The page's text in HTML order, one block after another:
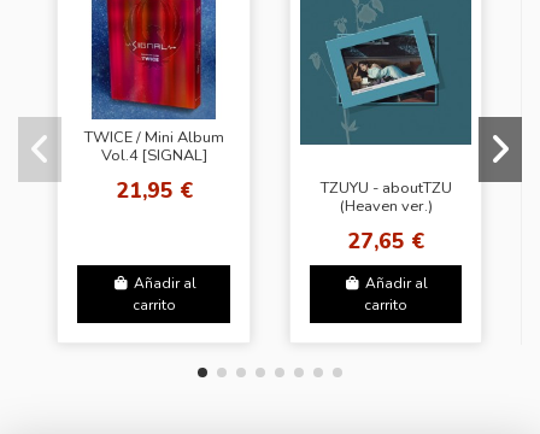
TWICE / Mini Album
Vol.4 [SIGNAL]
21,95 €
Añadir al
carrito
TZUYU - aboutTZU
(Heaven ver.)
27,65 €
Añadir al
carrito